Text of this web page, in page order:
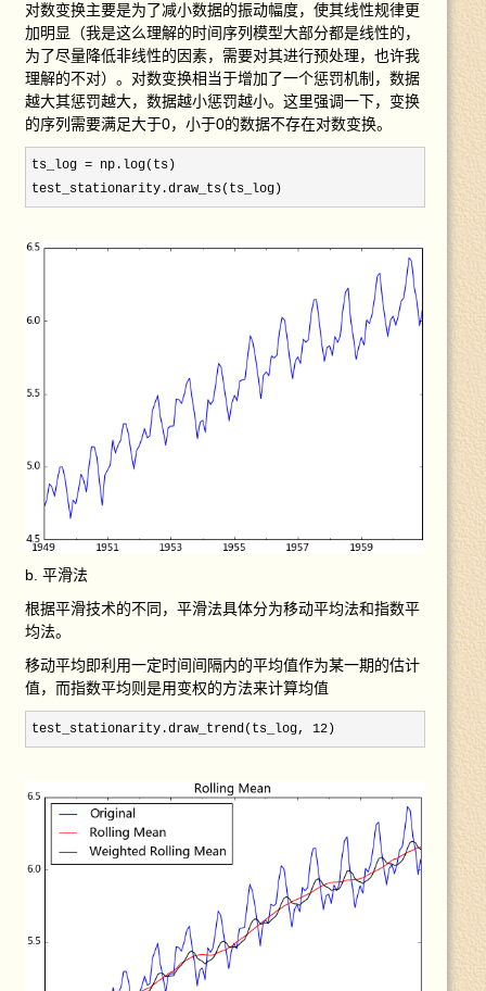
对数变换主要是为了减小数据的振动幅度，使其线性规律更
加明显（我是这么理解的时间序列模型大部分都是线性的，
为了尽量降低非线性的因素，需要对其进行预处理，也许我
理解的不对）。对数变换相当于增加了一个惩罚机制，数据
越大其惩罚越大，数据越小惩罚越小。这里强调一下，变换
的序列需要满足大于0，小于0的数据不存在对数变换。
ts_log = np.log(ts)
test_stationarity.draw_ts(ts_log)
b. 平滑法
根据平滑技术的不同，平滑法具体分为移动平均法和指数平
均法。
移动平均即利用一定时间间隔内的平均值作为某一期的估计
值，而指数平均则是用变权的方法来计算均值
test_stationarity.draw_trend(ts_log, 12)